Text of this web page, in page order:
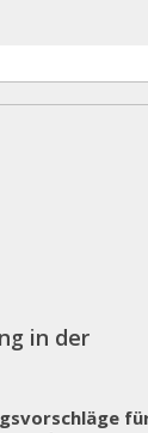
in der